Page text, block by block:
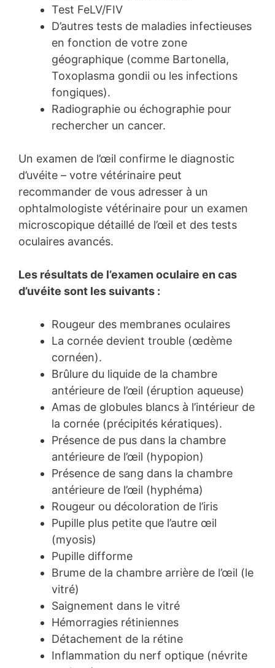
Test FeLV/FIV
D’autres tests de maladies infectieuses
en fonction de votre zone
géographique (comme Bartonella,
Toxoplasma gondii ou les infections
fongiques).
Radiographie ou échographie pour
rechercher un cancer.
Un examen de l’œil confirme le diagnostic
d’uvéite – votre vétérinaire peut
recommander de vous adresser à un
ophtalmologiste vétérinaire pour un examen
microscopique détaillé de l’œil et des tests
oculaires avancés.
Les résultats de l’examen oculaire en cas
d’uvéite sont les suivants :
Rougeur des membranes oculaires
La cornée devient trouble (œdème
cornéen).
Brûlure du liquide de la chambre
antérieure de l’œil (éruption aqueuse)
Amas de globules blancs à l’intérieur de
la cornée (précipités kératiques).
Présence de pus dans la chambre
antérieure de l’œil (hypopion)
Présence de sang dans la chambre
antérieure de l’œil (hyphéma)
Rougeur ou décoloration de l’iris
Pupille plus petite que l’autre œil
(myosis)
Pupille difforme
Brume de la chambre arrière de l’œil (le
vitré)
Saignement dans le vitré
Hémorragies rétiniennes
Détachement de la rétine
Inflammation du nerf optique (névrite